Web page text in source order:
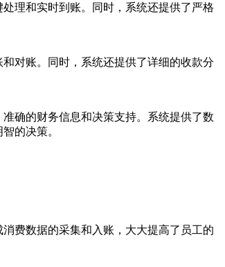
理和实时到账。同时，系统还提供了严格
对账。同时，系统还提供了详细的收款分
确的财务信息和决策支持。系统提供了数
的决策。
费数据的采集和入账，大大提高了员工的